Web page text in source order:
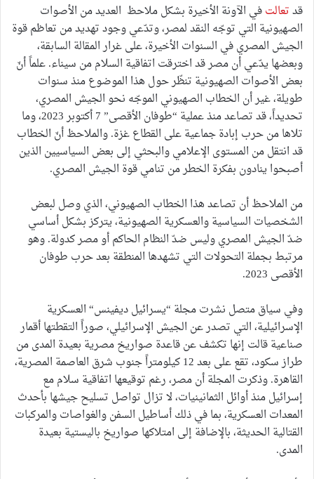
قدتعالتفي الآونة الأخيرة بشكل ملاحظ العديد من الأصوات
الصهيونية التي توجّه النقد لمصر، وتدّعي وجود تهديد من تعاظم قوة
الجيش المصري في السنوات الأخيرة، على غرار المقالة السابقة،
وبعضها يدّعي أن مصر قد اخترقت اتفاقية السلام من سيناء. علماً أنّ
بعض الأصوات الصهيونية تنظّر حول هذا الموضوع منذ سنوات
طويلة، غير أن الخطاب الصهيوني الموجّه نحو الجيش المصري،
تحديداً، قد تصاعد منذ عملية “طوفان الأقصى” 7 أكتوبر 2023، وما
تلاها من حرب إبادة جماعية على القطاع غزة. والملاحظ أنّ الخطاب
قد انتقل من المستوى الإعلامي والبحثي إلى بعض السياسيين الذين
أصبحوا ينادون بفكرة الخطر من تنامي قوة الجيش المصري.
من الملاحظ أن تصاعد هذا الخطاب الصهيوني، الذي وصل لبعض
الشخصيات السياسية والعسكرية الصهيونية، يتركز بشكل أساسي
ضدّ الجيش المصري وليس ضدّ النظام الحاكم أو مصر كدولة. وهو
مرتبط بجملة التحولات التي تشهدها المنطقة بعد حرب طوفان
الأقصى 2023.
وفي سياق متصل نشرت مجلة “يسرائيل ديفينس“ العسكرية
الإسرائيلية، التي تصدر عن الجيش الإسرائيلي، صوراً التقطتها أقمار
صناعية قالت إنها تكشف عن قاعدة صواريخ مصرية بعيدة المدى من
طراز سكود، تقع على بعد 12 كيلومتراً جنوب شرق العاصمة المصرية،
القاهرة. وذكرت المجلة أن مصر، رغم توقيعها اتفاقية سلام مع
إسرائيل منذ أوائل الثمانينيات، لا تزال تواصل تسليح جيشها بأحدث
المعدات العسكرية، بما في ذلك أساطيل السفن والغواصات والمركبات
القتالية الحديثة، بالإضافة إلى امتلاكها صواريخ باليستية بعيدة
المدى.